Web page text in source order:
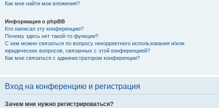
Как мне найти мои вложения?
Информация о phpBB
Кто написал эту конференцию?
Почему здесь нет такой-то функции?
С кем можно связаться по вопросу некорректного использования и/или
юридических вопросов, связанных с этой конференцией?
Как мне связаться с администратором конференции?
Вход на конференцию и регистрация
Зачем мне нужно регистрироваться?